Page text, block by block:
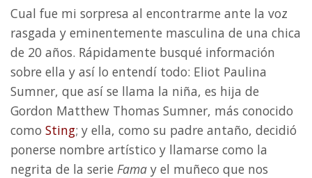
Cual fue mi sorpresa al encontrarme ante la voz
rasgada y eminentemente masculina de una chica
de 20 años. Rápidamente busqué información
sobre ella y así lo entendí todo: Eliot Paulina
Sumner, que así se llama la niña, es hija de
Gordon Matthew Thomas Sumner, más conocido
como Sting; y ella, como su padre antaño, decidió
ponerse nombre artístico y llamarse como la
negrita de la serie Fama y el muñeco que nos